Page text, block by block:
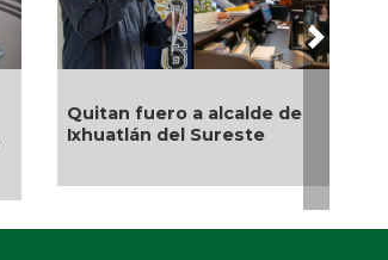
Quitan fuero a alcalde de
Ixhuatlán del Sureste
Next